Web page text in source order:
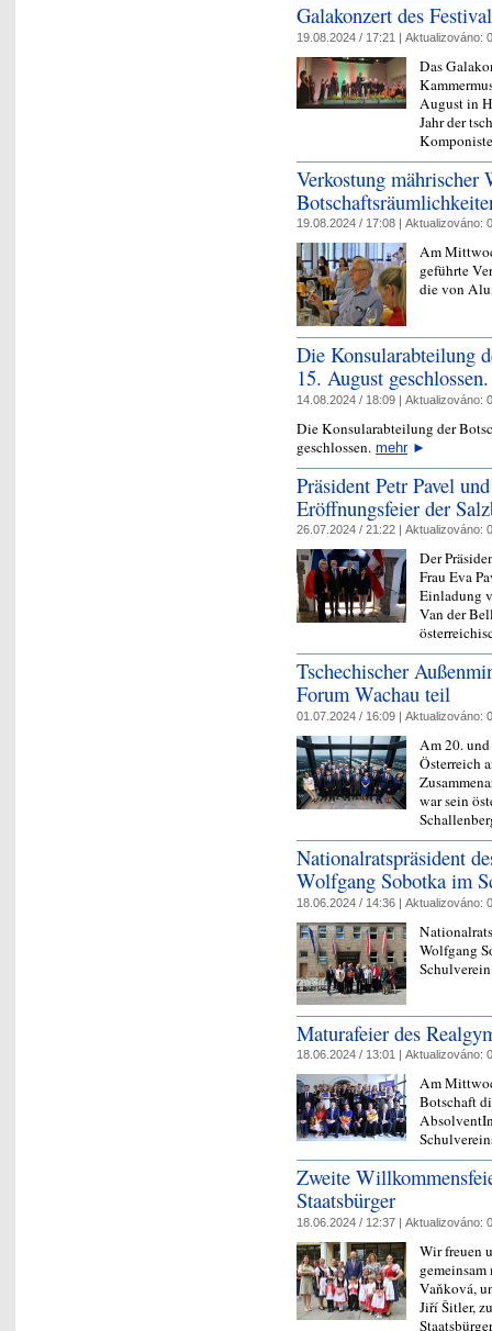
Galakonzert des
19.08.2024 / 17:21 | Aktualizováno:
Das
August in
Jahr der
Verkostung mährischer
19.08.2024 / 17:08 | Aktualizováno:
Am
geführte
die von
Die Konsularabteilung
15. August geschlossen.
14.08.2024 / 18:09 | Aktualizováno:
Die Konsularabteilung der
geschlossen. mehr►
Präsident Petr Pavel
Eröffnungsfeier der
26.07.2024 / 21:22 | Aktualizováno:
Der
Frau Eva
Einladung
Van der
Tschechischer
Forum Wachau teil
01.07.2024 / 16:09 | Aktualizováno:
Am 20.
Österreich
war sein
Nationalratspräsident
Wolfgang Sobotka im
18.06.2024 / 14:36 | Aktualizováno:
Wolfgang
Maturafeier des
18.06.2024 / 13:01 | Aktualizováno:
Am
Botschaft
Zweite
Staatsbürger
18.06.2024 / 12:37 | Aktualizováno:
Wir freuen
Vaňková,
Jiří Šitler,